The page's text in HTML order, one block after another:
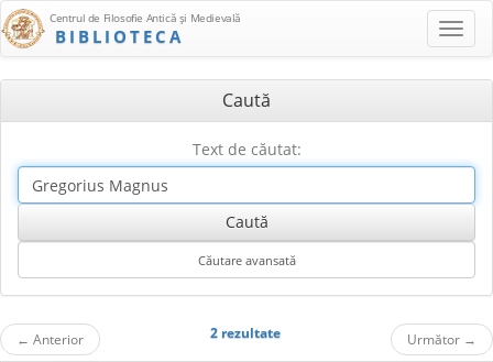
Centrul de Filosofie Antică şi Medievală
BIBLIOTECA
Caută
Text de căutat:
← Anterior 2 rezultate Următor →